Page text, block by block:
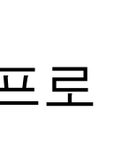
로